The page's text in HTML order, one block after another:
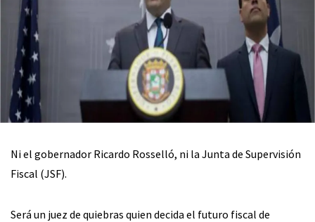
Ni el gobernador Ricardo Rosselló, ni la Junta de Supervisión
Fiscal (JSF).
Será un juez de quiebras quien decida el futuro fiscal de